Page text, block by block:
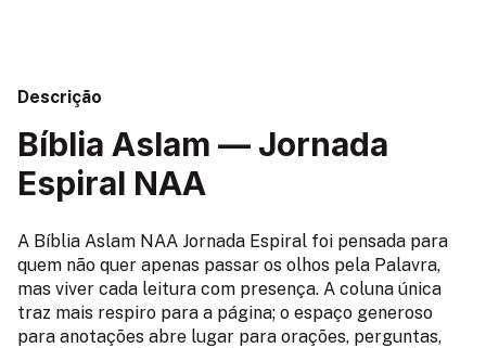
Descrição
Bíblia Aslam — Jornada
Espiral NAA
A Bíblia Aslam NAA Jornada Espiral foi pensada para
quem não quer apenas passar os olhos pela Palavra,
mas viver cada leitura com presença. A coluna única
traz mais respiro para a página; o espaço generoso
para anotações abre lugar para orações, perguntas,